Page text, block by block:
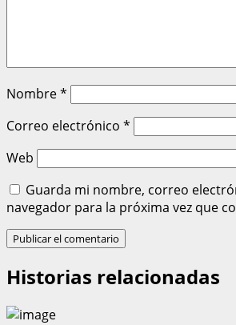
Nombre*
Correo electrónico *
Web
Guarda mi nombre, correo
navegador para la próxima vez que
Historias relacionadas